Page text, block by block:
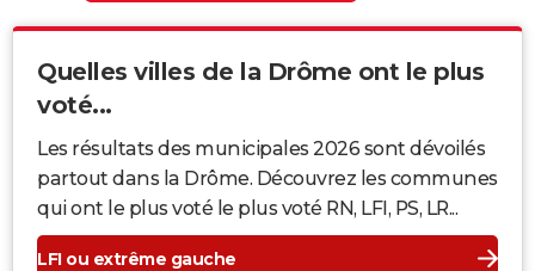
Quelles villes de la Drôme ont le plus
voté...
Les résultats des municipales 2026 sont dévoilés
partout dans la Drôme. Découvrez les communes
qui ont le plus voté le plus voté RN, LFI, PS, LR...
LFI ou extrême gauche